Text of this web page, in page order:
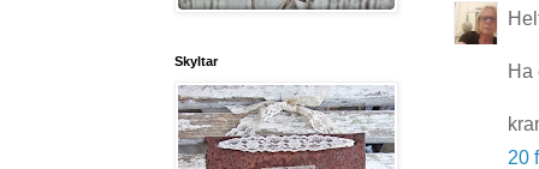
Ha
20
Skyltar